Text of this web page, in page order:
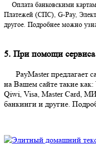
Оплата банковскими
Платежей (СПС), G-Pay,
другое. Подробнее можно
5. При помощи
PayMaster предлагает
на Вашем сайте такие
Qiwi, Visa, Master Card,
банкинги и другие.